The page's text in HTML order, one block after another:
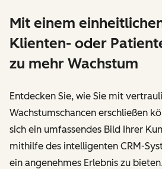
Mit einem
Klienten- oder
zu mehr Wachstum
Entdecken Sie, wie Sie mit
Wachstumschancen erschließen
sich ein umfassendes Bild Ihrer
mithilfe des intelligenten CRM-
ein angenehmes Erlebnis zu